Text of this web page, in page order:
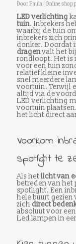
Door Paula Online
LED verlichting
tuin. Inbrekers
waarbij de tuin
inbrekers zich
donker. Doordat
dragenvalt het
rondloopt. Het is
voor een tuin
relatief kleine
snel meerdere
voortuin. Terwijl
altijd via de
LED verlichting
voortuin
het licht direct
Voorkom
spotlight te
Als het licht van
betreden van het
spotlight. Een
hele buurt
zich direct
absoluut voor
Led lampen in